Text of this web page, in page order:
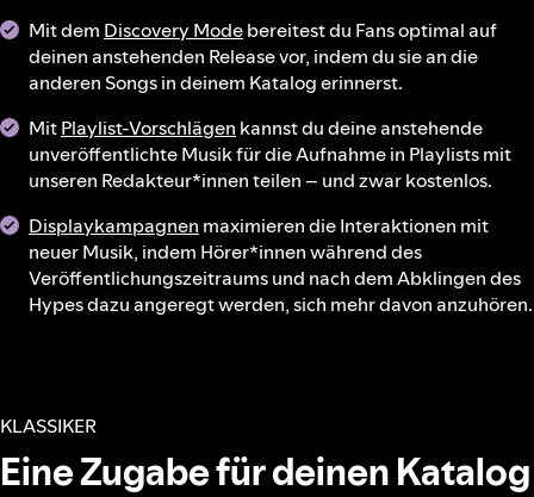
Mit dem Discovery Modebereitest du Fans optimal auf
deinen anstehenden Release vor, indem du sie an die
anderen Songs in deinem Katalog erinnerst.
MitPlaylist-Vorschlägen kannst du deine anstehende
unveröffentlichte Musik für die Aufnahme in Playlists mit
unseren Redakteur*innen teilen – und zwar kostenlos.
Displaykampagnen maximieren die Interaktionen mit
neuer Musik, indem Hörer*innen während des
Veröffentlichungszeitraums und nach dem Abklingen des
Hypes dazu angeregt werden, sich mehr davon anzuhören.
KLASSIKER
Eine Zugabe für deinen Katalog